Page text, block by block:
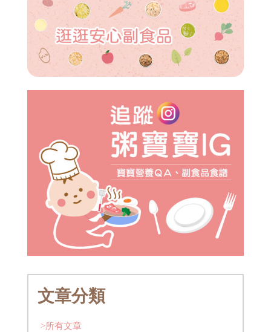
文章分類
>所有文章